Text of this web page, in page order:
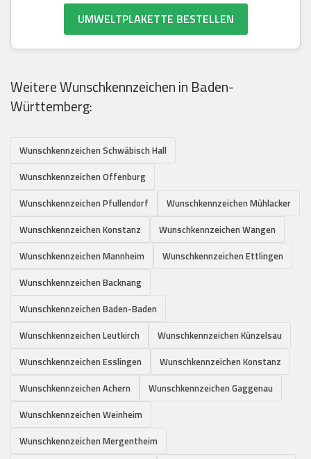
UMWELTPLAKETTE BESTELLEN
Weitere Wunschkennzeichen in Baden-
Württemberg:
Wunschkennzeichen Schwäbisch Hall
Wunschkennzeichen Offenburg
Wunschkennzeichen Pfullendorf
Wunschkennzeichen Mühlacker
Wunschkennzeichen Konstanz
Wunschkennzeichen Wangen
Wunschkennzeichen Mannheim
Wunschkennzeichen Ettlingen
Wunschkennzeichen Backnang
Wunschkennzeichen Baden-Baden
Wunschkennzeichen Leutkirch
Wunschkennzeichen Künzelsau
Wunschkennzeichen Esslingen
Wunschkennzeichen Konstanz
Wunschkennzeichen Achern
Wunschkennzeichen Gaggenau
Wunschkennzeichen Weinheim
Wunschkennzeichen Mergentheim